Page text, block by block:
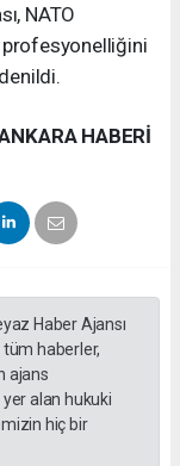
NATO
profesyonelliğini
HABERİ
Haber Ajansı
haberler,
ajans
alan hukuki
hiç bir